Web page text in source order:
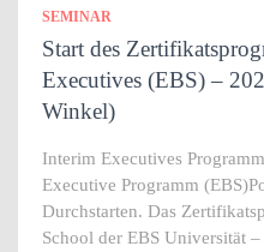
SEMINAR
Start des
Executives (EBS) –
Winkel)
Interim Executives
Executive Programm
Durchstarten. Das
School der EBS Universität